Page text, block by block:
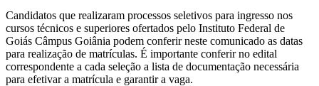
Candidatos que realizaram processos seletivos para ingresso nos
cursos técnicos e superiores ofertados pelo Instituto Federal de
Goiás Câmpus Goiânia podem conferir neste comunicado as datas
para realização de matrículas. É importante conferir no edital
correspondente a cada seleção a lista de documentação necessária
para efetivar a matrícula e garantir a vaga.